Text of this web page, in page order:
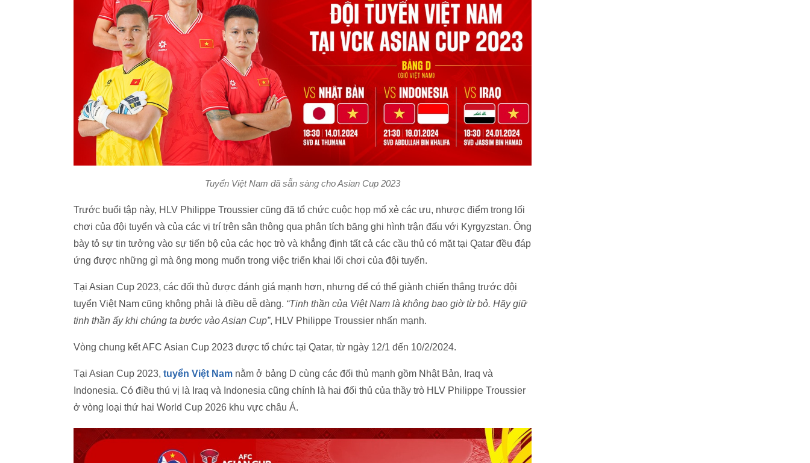
Tuyển Việt Nam đã sẵn sàng cho Asian Cup 2023
Trước buổi tập này, HLV Philippe Troussier cũng đã tổ chức cuộc họp mổ xẻ các ưu, nhược điểm trong lối
chơi của đội tuyển và của các vị trí trên sân thông qua phân tích băng ghi hình trận đấu với Kyrgyzstan. Ông
bày tỏ sự tin tưởng vào sự tiến bộ của các học trò và khẳng định tất cả các cầu thủ có mặt tại Qatar đều đáp
ứng được những gì mà ông mong muốn trong việc triển khai lối chơi của đội tuyển.
Tại Asian Cup 2023, các đối thủ được đánh giá mạnh hơn, nhưng để có thể giành chiến thắng trước đội
tuyển Việt Nam cũng không phải là điều dễ dàng. “Tinh thần của Việt Nam là không bao giờ từ bỏ. Hãy giữ
tinh thần ấy khi chúng ta bước vào Asian Cup”, HLV Philippe Troussier nhấn mạnh.
Vòng chung kết AFC Asian Cup 2023 được tổ chức tại Qatar, từ ngày 12/1 đến 10/2/2024.
Tại Asian Cup 2023, tuyển Việt Nam nằm ở bảng D cùng các đối thủ mạnh gồm Nhật Bản, Iraq và
Indonesia. Có điều thú vị là Iraq và Indonesia cũng chính là hai đối thủ của thầy trò HLV Philippe Troussier
ở vòng loại thứ hai World Cup 2026 khu vực châu Á.